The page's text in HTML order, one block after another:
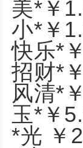
美*￥
小*￥
快乐*
招财*
风清*
玉*￥
*光 ￥